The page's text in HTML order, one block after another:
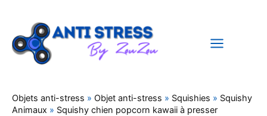
contenu
Objets anti-stress » Objet anti-stress » Squishies » Squishy
Animaux » Squishy chien popcorn kawaii à presser